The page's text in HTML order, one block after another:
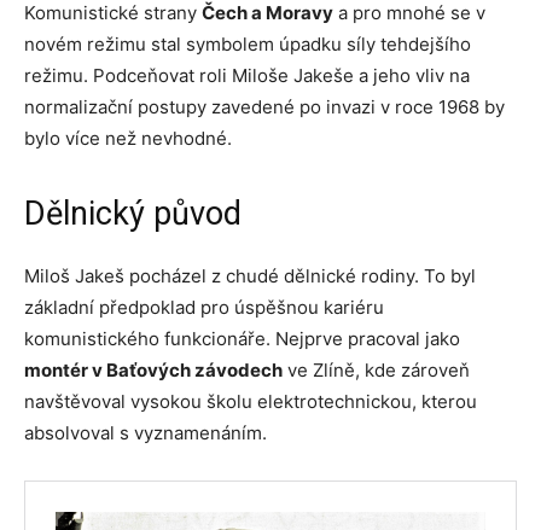
Komunistické strany Čech a Moravy a pro mnohé se v
novém režimu stal symbolem úpadku síly tehdejšího
režimu. Podceňovat roli Miloše Jakeše a jeho vliv na
normalizační postupy zavedené po invazi v roce 1968 by
bylo více než nevhodné.
Dělnický původ
Miloš Jakeš pocházel z chudé dělnické rodiny. To byl
základní předpoklad pro úspěšnou kariéru
komunistického funkcionáře. Nejprve pracoval jako
montér v Baťových závodech ve Zlíně, kde zároveň
navštěvoval vysokou školu elektrotechnickou, kterou
absolvoval s vyznamenáním.